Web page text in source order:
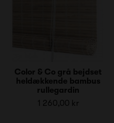
Color & Co grå bejdset
heldækkende bambus
rullegardin
1 260,00 kr